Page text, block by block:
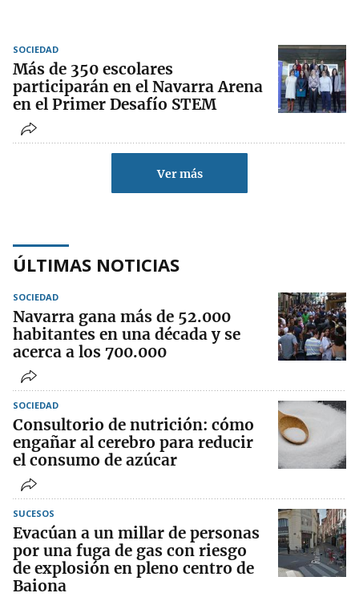
SOCIEDAD
Más de 350 escolares
participarán en el Navarra Arena
en el Primer Desafío STEM
Ver más
ÚLTIMAS NOTICIAS
SOCIEDAD
Navarra gana más de 52.000
habitantes en una década y se
acerca a los 700.000
SOCIEDAD
Consultorio de nutrición: cómo
engañar al cerebro para reducir
el consumo de azúcar
SUCESOS
Evacúan a un millar de personas
por una fuga de gas con riesgo
de explosión en pleno centro de
Baiona